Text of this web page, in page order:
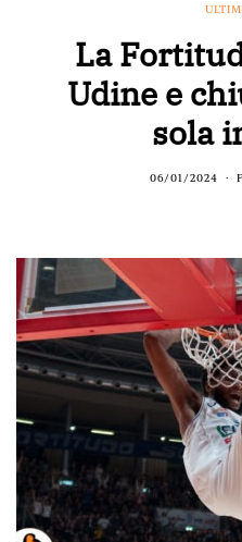
La
Udine e
sola
06/01/2024